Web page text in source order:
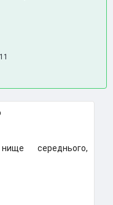
середнього,